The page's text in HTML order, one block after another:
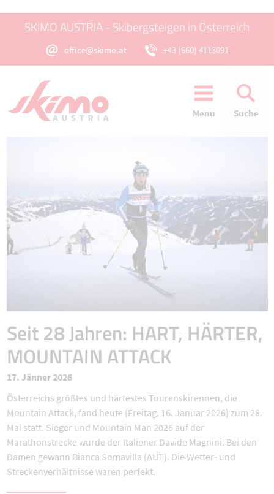
SKIMO AUSTRIA - Skibergsteigen in Österreich
office@skimo.at +43 (660) 4113091
Menu Suche
Seit 28 Jahren: HART, HÄRTER,
MOUNTAIN ATTACK
17. Jänner 2026
Österreichs größtes und härtestes Tourenskirennen, die
Mountain Attack, fand heute (Freitag, 16. Januar 2026) zum 28.
Mal statt. Sieger und Mountain Man 2026 auf der
Marathonstrecke wurde der Italiener Davide Magnini. Bei den
Damen gewann Bianca Somavilla (AUT). Die Wetter- und
Streckenverhältnisse waren perfekt.